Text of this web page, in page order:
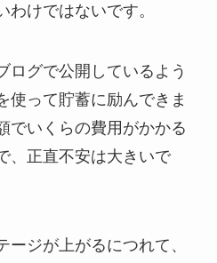
けではないです。
ログで公開しているよう
使って貯蓄に励んできま
でいくらの費用がかかる
、正直不安は大きいで
ジが上がるにつれて、